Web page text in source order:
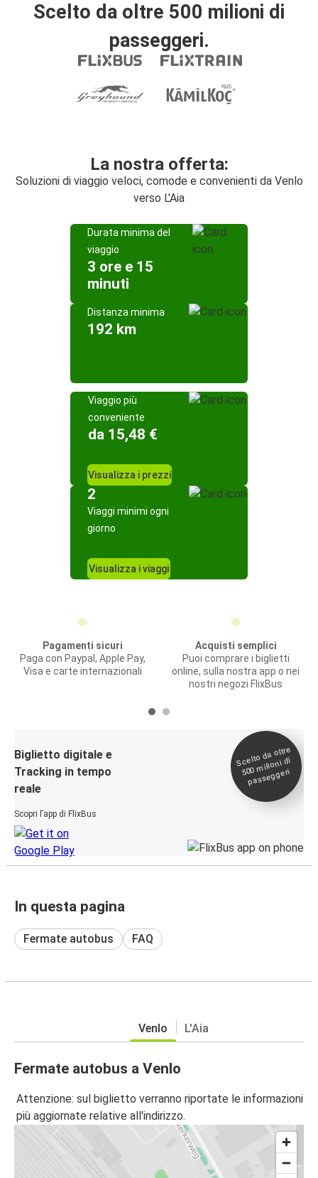
Scelto da oltre 500 milioni di
passeggeri.
La nostra offerta:
Soluzioni di viaggio veloci, comode e convenienti da Venlo
verso L'Aia
Durata minima del
viaggio
3 ore e 15
minuti
Distanza minima
192 km
Viaggio più
conveniente
da 15,48 €
Visualizza i prezzi
2
Viaggi minimi ogni
giorno
Visualizza i viaggi
Pagamenti sicuri
Paga con Paypal, Apple Pay,
Visa e carte internazionali
Acquisti semplici
Puoi comprare i biglietti
online, sulla nostra app o nei
nostri negozi FlixBus
Biglietto digitale e
Tracking in tempo
reale
Scopri l’app di FlixBus
Scelto da oltre
500
milioni di
passeggeri
In questa pagina
Fermate autobus FAQ
Venlo L'Aia
Fermate autobus a Venlo
Attenzione: sul biglietto verranno riportate le informazioni
più aggiornate relative all'indirizzo.